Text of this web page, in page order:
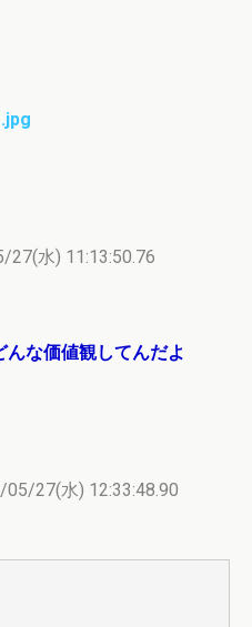
27(水) 11:13:50.76
な価値観してんだよ
05/27(水) 12:33:48.90